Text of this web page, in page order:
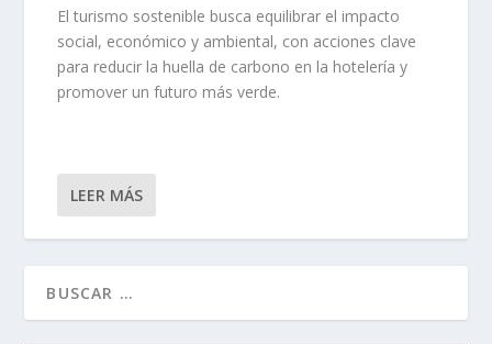
El turismo sostenible busca equilibrar el impacto
social, económico y ambiental, con acciones clave
para reducir la huella de carbono en la hotelería y
promover un futuro más verde.
LEER MÁS